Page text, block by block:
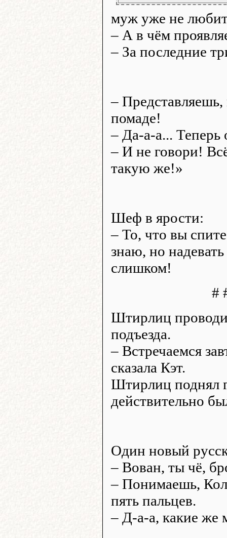
муж уже не
– А в чём
– За последние
–
помаде!
– Да-а-а... Теперь
– И не говори!
такую же!»
Шеф в ярости:
– То, что вы
знаю, но
слишком!
#
Штирлиц
подъезда.
– Встречаемся
сказала Кэт.
Штирлиц поднял
действительно
Один новый
– Вован, ты чё,
– Понимаешь,
пять пальцев.
– Д-а-а, какие же